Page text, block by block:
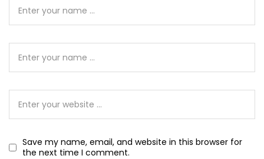
Save my name, email, and website in this browser for
the next time I comment.